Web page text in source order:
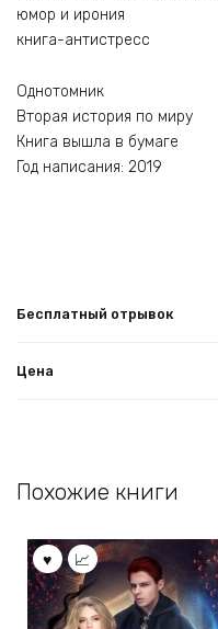
юмор и ирония
книга-антистресс
Однотомник
Вторая история по миру
Книга вышла в бумаге
Год написания: 2019
Бесплатный отрывок
Цена
Похожие книги